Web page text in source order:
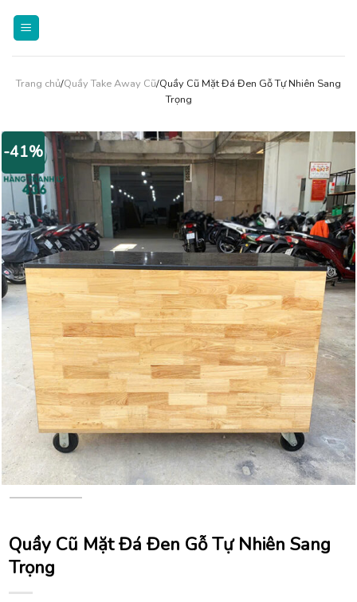
Trang chủ/Quầy Take Away Cũ/Quầy Cũ Mặt Đá Đen Gỗ Tự Nhiên Sang
Trọng
-41%
Quầy Cũ Mặt Đá Đen Gỗ Tự Nhiên Sang
Trọng